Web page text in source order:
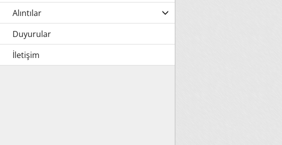
Alıntılar
Duyurular
İletişim